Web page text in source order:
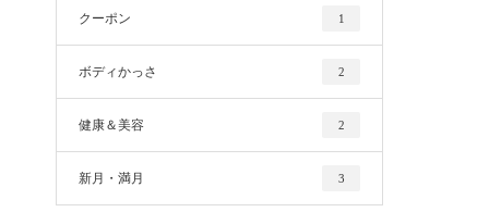
クーポン 1
ボディかっさ 2
健康＆美容 2
新月・満月 3